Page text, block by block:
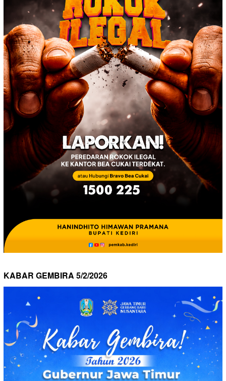
KABAR GEMBIRA 5/2/2026